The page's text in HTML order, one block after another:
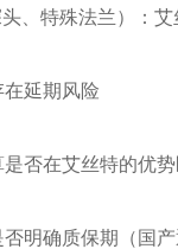
、特殊法兰）：
延期风险
否在艾丝特的优
明确质保期（国产